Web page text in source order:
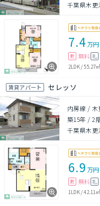
千葉県木更
7.4万円
敷 無料 礼
2LDK/55.27㎡
賃貸アパート セレッソ
内房線 / 木
築15年 /2
千葉県木更
6.9 万円
敷 無料 礼
1LDK/42.11㎡